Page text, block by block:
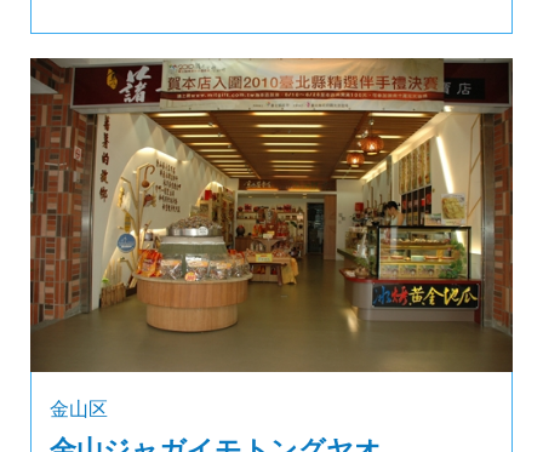
金山区